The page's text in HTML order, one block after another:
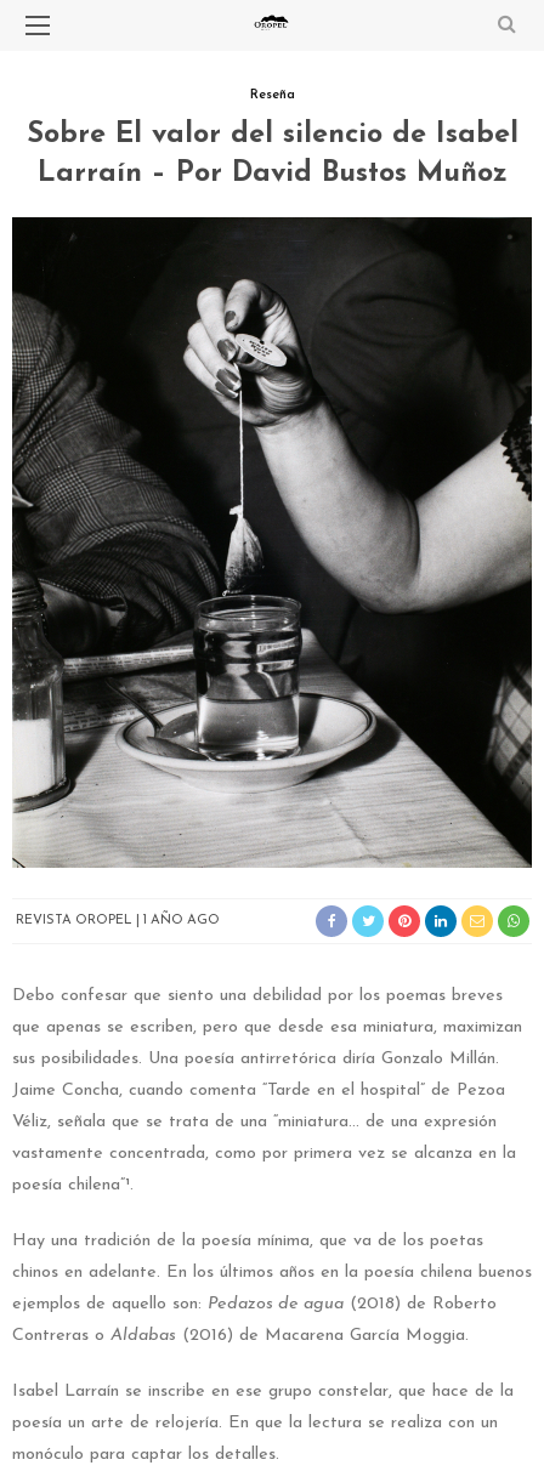
Reseña
Sobre El valor del silencio de Isabel
Larraín – Por David Bustos Muñoz
REVISTA OROPEL 1 AÑO AGO
Debo confesar que siento una debilidad por los poemas breves
que apenas se escriben, pero que desde esa miniatura, maximizan
sus posibilidades. Una poesía antirretórica diría Gonzalo Millán.
Jaime Concha, cuando comenta “Tarde en el hospital” de Pezoa
Véliz, señala que se trata de una “miniatura… de una expresión
vastamente concentrada, como por primera vez se alcanza en la
poesía chilena”¹.
Hay una tradición de la poesía mínima, que va de los poetas
chinos en adelante. En los últimos años en la poesía chilena buenos
ejemplos de aquello son: Pedazos de agua (2018) de Roberto
Contreras o Aldabas (2016) de Macarena García Moggia.
Isabel Larraín se inscribe en ese grupo constelar, que hace de la
poesía un arte de relojería. En que la lectura se realiza con un
monóculo para captar los detalles.